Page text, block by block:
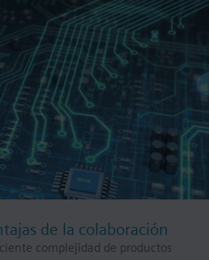
de la colaboración
complejidad de productos